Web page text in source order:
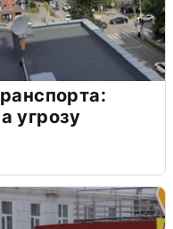
угрозу